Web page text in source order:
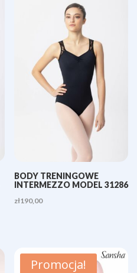
BODY TRENINGOWE
INTERMEZZO MODEL 31286
zł190,00
Promocja!